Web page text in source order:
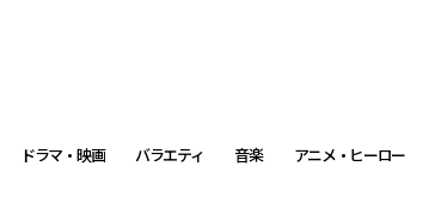
ドラマ・映画 バラエティ 音楽 アニメ・ヒーロー